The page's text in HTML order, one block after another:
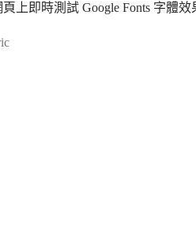
頁上即時測試 Google Fonts 字體